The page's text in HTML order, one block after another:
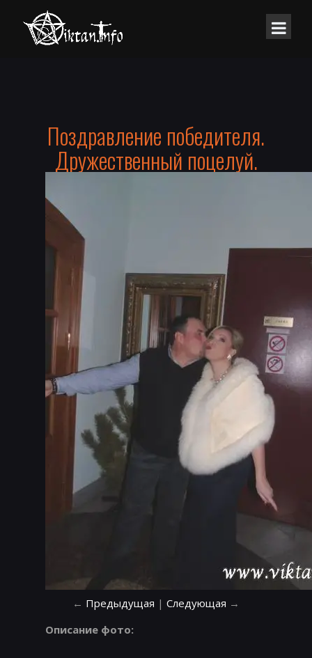
Поздравление победителя.
Дружественный поцелуй.
← Предыдущая | Следующая →
Описание фото: